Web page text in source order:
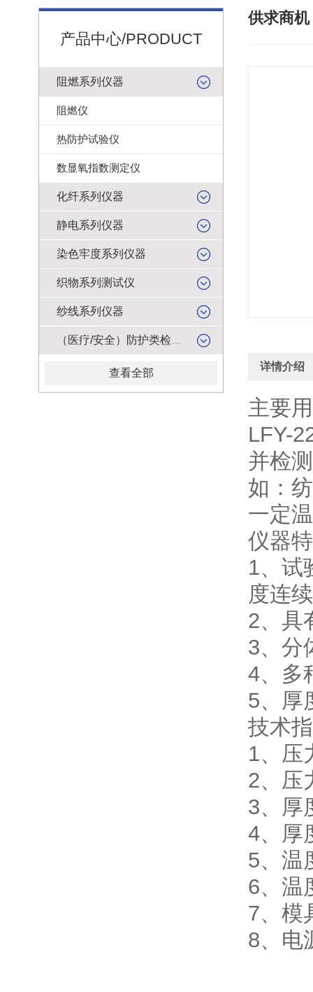
供求商机
详情介绍
主要
LFY-
并检
如：
一定
仪器
1、试
度连
2、具
3、分
4、多
5、厚
技术
1、压
2、压
3、厚
4、厚
5、温
6、温
7、模
8、电
产品中心/PRODUCT
阻燃系列仪器
阻燃仪
热防护试验仪
数显氧指数测定仪
化纤系列仪器
静电系列仪器
染色牢度系列仪器
织物系列测试仪
纱线系列仪器
查看全部